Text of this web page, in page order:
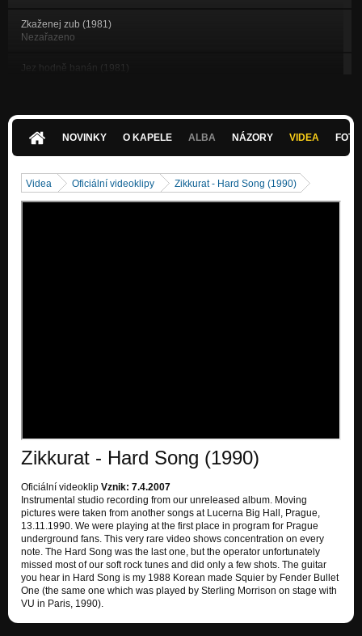
Zkaženej zub (1981)
Nezařazeno
Jez hodně banán (1981)
Filosof (1980)
Jsi mimo (1980)
NOVINKY O KAPELE ALBA NÁZORY VIDEA
Videa Oficiální videoklipy Zikkurat - Hard Song (1990)
Zikkurat - Hard Song (1990)
Oficiální videoklip Vznik: 7.4.2007
Instrumental studio recording from our unreleased album. Moving
pictures were taken from another songs at Lucerna Big Hall, Prague,
13.11.1990. We were playing at the first place in program for Prague
underground fans. This very rare video shows concentration on every
note. The Hard Song was the last one, but the operator unfortunately
missed most of our soft rock tunes and did only a few shots. The guitar
you hear in Hard Song is my 1988 Korean made Squier by Fender Bullet
One (the same one which was played by Sterling Morrison on stage with
VU in Paris, 1990).